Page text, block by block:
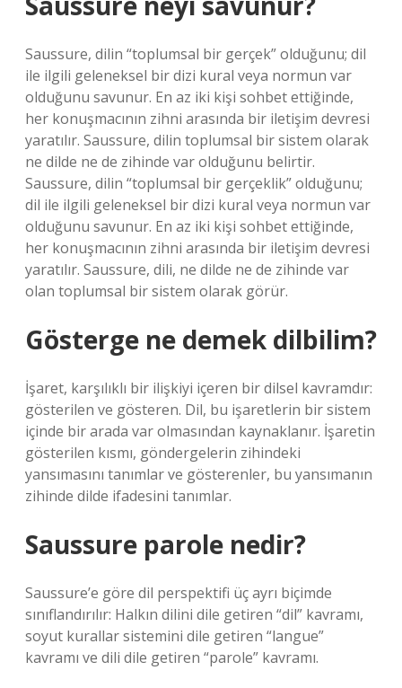
Saussure, dilin “toplumsal bir gerçek” olduğunu; dil
ile ilgili geleneksel bir dizi kural veya normun var
olduğunu savunur. En az iki kişi sohbet ettiğinde,
her konuşmacının zihni arasında bir iletişim devresi
yaratılır. Saussure, dilin toplumsal bir sistem olarak
ne dilde ne de zihinde var olduğunu belirtir.
Saussure, dilin “toplumsal bir gerçeklik” olduğunu;
dil ile ilgili geleneksel bir dizi kural veya normun var
olduğunu savunur. En az iki kişi sohbet ettiğinde,
her konuşmacının zihni arasında bir iletişim devresi
yaratılır. Saussure, dili, ne dilde ne de zihinde var
olan toplumsal bir sistem olarak görür.
Gösterge ne demek dilbilim?
İşaret, karşılıklı bir ilişkiyi içeren bir dilsel kavramdır:
gösterilen ve gösteren. Dil, bu işaretlerin bir sistem
içinde bir arada var olmasından kaynaklanır. İşaretin
gösterilen kısmı, göndergelerin zihindeki
yansımasını tanımlar ve gösterenler, bu yansımanın
zihinde dilde ifadesini tanımlar.
Saussure parole nedir?
Saussure’e göre dil perspektifi üç ayrı biçimde
sınıflandırılır: Halkın dilini dile getiren “dil” kavramı,
soyut kurallar sistemini dile getiren “langue”
kavramı ve dili dile getiren “parole” kavramı.